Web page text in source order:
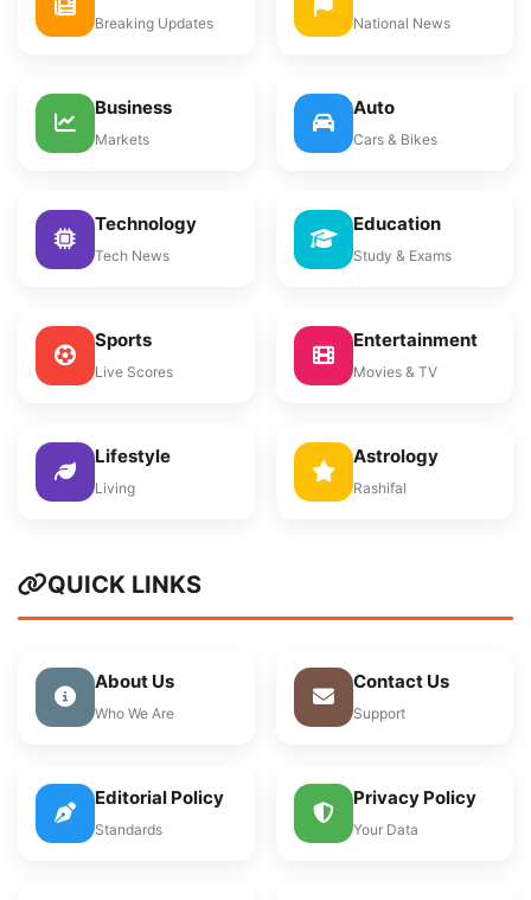
Breaking Updates National News
Business
Markets
Auto
Cars & Bikes
Technology
Tech News
Education
Study & Exams
Sports
Live Scores
Entertainment
Movies & TV
Lifestyle
Living
Astrology
Rashifal
QUICK LINKS
About Us
Who We Are
Contact Us
Support
Editorial Policy
Standards
Privacy Policy
Your Data